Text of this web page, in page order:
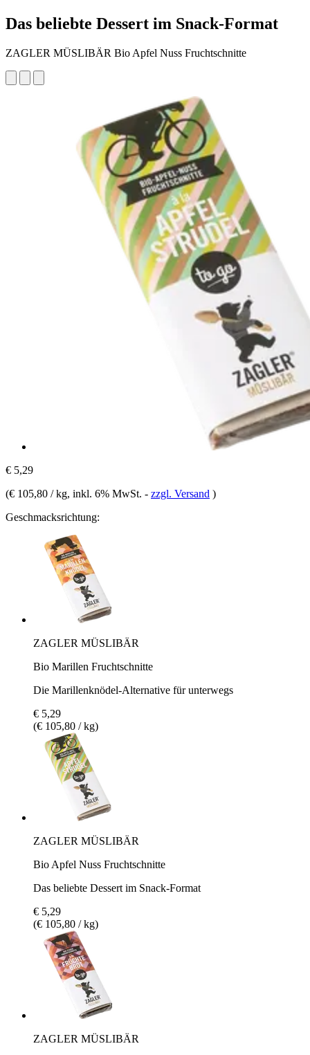
Das beliebte Dessert im Snack-Format
ZAGLER MÜSLIBÄR Bio Apfel Nuss Fruchtschnitte
€ 5,29
(€ 105,80 / kg, inkl. 6% MwSt. - zzgl. Versand )
Geschmacksrichtung:
ZAGLER MÜSLIBÄR
Bio Marillen Fruchtschnitte
Die Marillenknödel-Alternative für unterwegs
€ 5,29
(€ 105,80 / kg)
ZAGLER MÜSLIBÄR
Bio Apfel Nuss Fruchtschnitte
Das beliebte Dessert im Snack-Format
€ 5,29
(€ 105,80 / kg)
ZAGLER MÜSLIBÄR